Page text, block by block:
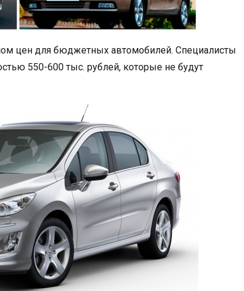
цен для бюджетных автомобилей. Специалисты
550-600 тыс. рублей, которые не будут